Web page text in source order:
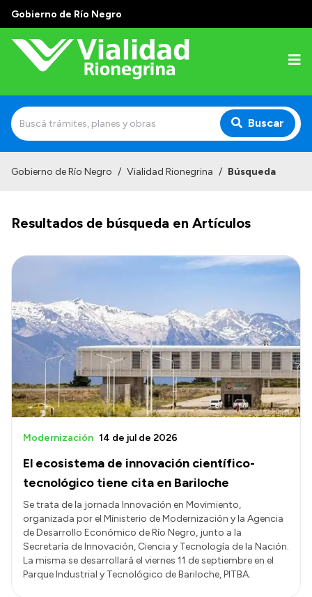
Gobierno de Río Negro
Buscar
Funciones
Autoridades
Normativa
Historia Vial
Mi Vial
Recibos de sueldo
Correo oficial
Gobierno de Río Negro / Vialidad Rionegrina / Búsqueda
Resultados de búsqueda en Artículos
El ecosistema de innovación científico-
tecnológico tiene cita en Bariloche
Modernización 14 de jul de 2026
Se trata de la jornada Innovación en Movimiento,
organizada por el Ministerio de Modernización y la Agencia
de Desarrollo Económico de Río Negro, junto a la
Secretaría de Innovación, Ciencia y Tecnología de la Nación.
La misma se desarrollará el viernes 11 de septiembre en el
Parque Industrial y Tecnológico de Bariloche, PITBA.